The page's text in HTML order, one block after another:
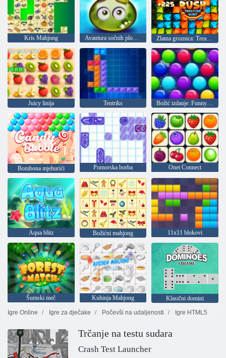
Kris Mahjong Avantura sočnih plodova Zlatna groznica: Treasure Hunter
Juicy linija Tentriks Božić izdanje: Funny mjehurića
Bombona mjehurići Pomorska borba Onet Connect
Aqua blitz Božićni mahjong 11x11 blokovi
Šumski meč Kuhinja Mahjong
Klasični domini
Igre Online
Igre za dječake Počevši na udaljenosti Igre HTML5
Trčanje na testu sudara
Crash Test Launcher